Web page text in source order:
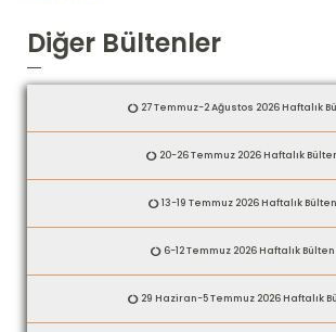
Diğer Bültenler
27 Temmuz-2 Ağustos 2026 Haftalık
20-26 Temmuz 2026 Haftalık
13-19 Temmuz 2026 Haftalık Bülten
6-12 Temmuz 2026 Haftalık Bülten
29 Haziran-5 Temmuz 2026 Haftalık